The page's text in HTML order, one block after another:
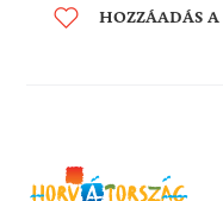
HOZZÁADÁS